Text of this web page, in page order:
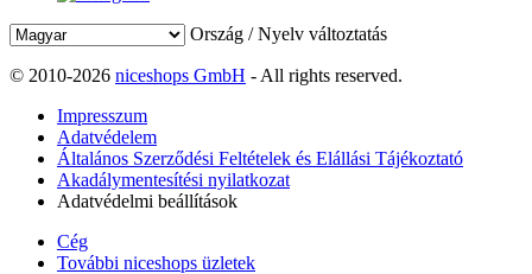
Ország / Nyelv változtatás
© 2010-2026 niceshops GmbH - All rights reserved.
Impresszum
Adatvédelem
Általános Szerződési Feltételek és Elállási Tájékoztató
Akadálymentesítési nyilatkozat
Adatvédelmi beállítások
Cég
További niceshops üzletek